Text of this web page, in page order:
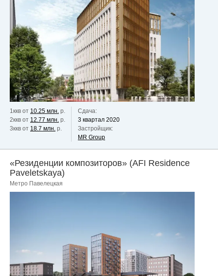
1ккв от 10.25 млн. р.
2ккв от 12.77 млн. р.
3ккв от 18.7 млн. р.
Сдача:
3 квартал 2020
Застройщик:
MR Group
«Резиденции композиторов» (AFI Residence
Paveletskaya)
Метро Павелецкая